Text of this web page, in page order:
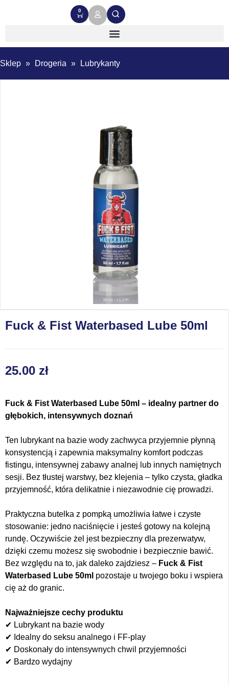
0
Sklep » Drogeria » Lubrykanty
Fuck & Fist Waterbased Lube 50ml
25.00 zł
Fuck & Fist Waterbased Lube 50ml – idealny partner do
głębokich, intensywnych doznań
Ten lubrykant na bazie wody zachwyca przyjemnie płynną
konsystencją i zapewnia maksymalny komfort podczas
fistingu, intensywnej zabawy analnej lub innych namiętnych
sesji. Bez tłustej warstwy, bez klejenia – tylko czysta, gładka
przyjemność, która delikatnie i niezawodnie cię prowadzi.
Praktyczna butelka z pompką umożliwia łatwe i czyste
stosowanie: jedno naciśnięcie i jesteś gotowy na kolejną
rundę. Oczywiście żel jest bezpieczny dla prezerwatyw,
dzięki czemu możesz się swobodnie i bezpiecznie bawić.
Bez względu na to, jak daleko zajdziesz – Fuck & Fist
Waterbased Lube 50ml pozostaje u twojego boku i wspiera
cię aż do granic.
Najważniejsze cechy produktu
✔ Lubrykant na bazie wody
✔ Idealny do seksu analnego i FF-play
✔ Doskonały do intensywnych chwil przyjemności
✔ Bardzo wydajny